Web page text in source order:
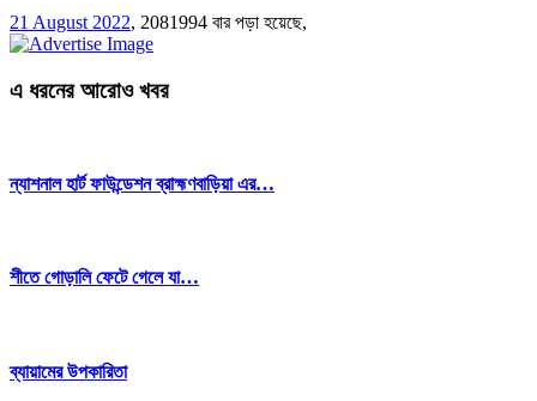
21 August 2022, 2081994 বার পড়া হয়েছে,
এ ধরনের আরোও খবর
ন্যাশনাল হার্ট ফাউন্ডেশন ব্রাহ্মণবাড়িয়া এর…
শীতে গোড়ালি ফেটে গেলে যা…
ব্যায়ামের উপকারিতা